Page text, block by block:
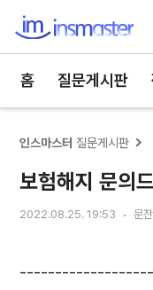
홈 질문게시판
인스마스터 질문게시판
보험해지 문의
2022.08.25. 19:53 문잔